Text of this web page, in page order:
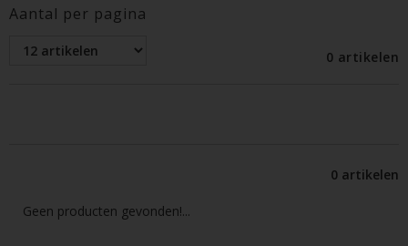
Aantal per pagina
0 artikelen
0 artikelen
Geen producten gevonden!...